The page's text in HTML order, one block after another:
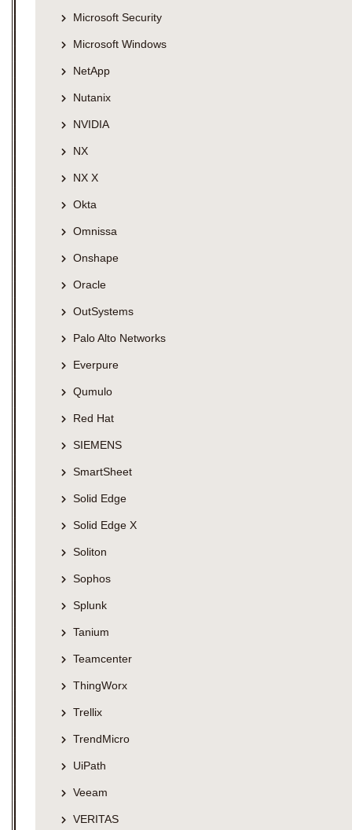
Microsoft Security
Microsoft Windows
NetApp
Nutanix
NVIDIA
NX
NX X
Okta
Omnissa
Onshape
Oracle
OutSystems
Palo Alto Networks
Everpure
Qumulo
Red Hat
SIEMENS
SmartSheet
Solid Edge
Solid Edge X
Soliton
Sophos
Splunk
Tanium
Teamcenter
ThingWorx
Trellix
TrendMicro
UiPath
Veeam
VERITAS